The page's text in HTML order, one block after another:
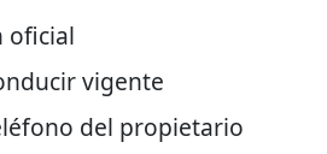
oficial
vigente
del propietario